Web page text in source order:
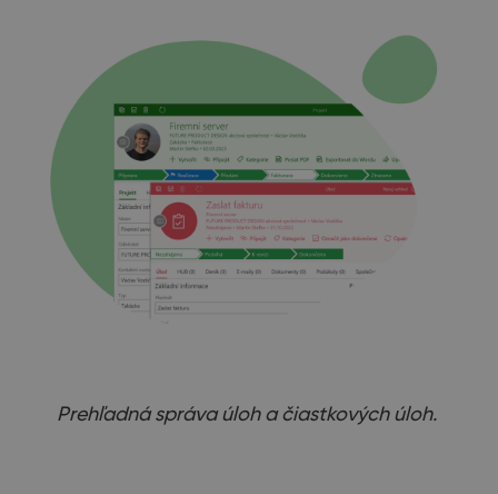
Prehľadná správa úloh a čiastkových úloh.